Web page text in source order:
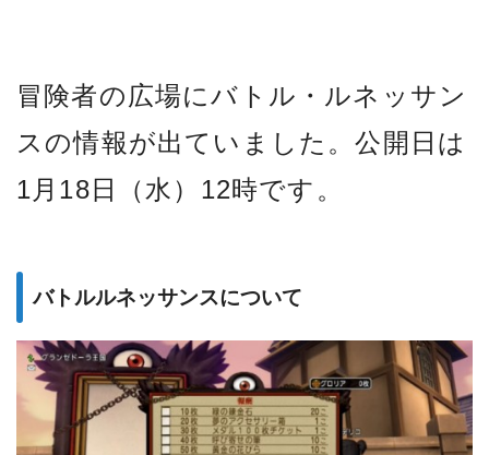
冒険者の広場にバトル・ルネッサン
スの情報が出ていました。公開日は
1月18日（水）12時です。
バトルルネッサンスについて